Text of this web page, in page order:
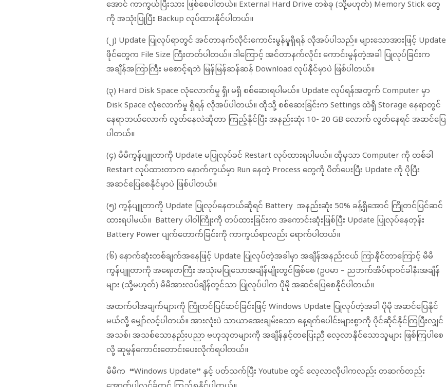
အောင် ကာကွယ်ပြီးသား ဖြစ်စေပါတယ်။ External Hard Drive တစ်ခု (သို့မဟုတ်) Memory Stick တွေ
ကို အသုံးပြုပြီး Backup လုပ်ထားနိုင်ပါတယ်။
(၂) Update ပြုလုပ်ရာတွင် အင်တာနက်လိုင်းကောင်းမွန်မှုရှိရန် လိုအပ်ပါသည်။ များသောအားဖြင့် Update
ဖိုင်တွေက File Size ကြီးတတ်ပါတယ်။ ဒါကြောင့် အင်တာနက်လိုင်း ကောင်းမွန်တဲ့အခါ ပြုလုပ်ခြင်းက
အချိန်အကြာကြီး မစောင့်ရဘဲ မြန်မြန်ဆန်ဆန် Download လုပ်နိုင်မှာပဲ ဖြစ်ပါတယ်။
(၃) Hard Disk Space လုံလောက်မှု ရှိ၊ မရှိ စစ်ဆေးရပါမယ်။ Update လုပ်ရန်အတွက် Computer မှာ
Disk Space လုံလောက်မှု ရှိရန် လိုအပ်ပါတယ်။ ထိုသို့ စစ်ဆေးခြင်းက Settings ထဲရှိ Storage နေရာတွင်
နေရာဘယ်လောက် လွတ်နေလဲဆိုတာ ကြည့်နိုင်ပြီး အနည်းဆုံး 10- 20 GB လောက် လွတ်နေရင် အဆင်ပြေ
ပါတယ်။
(၄) မိမိကွန်ပျူတာကို Update မပြုလုပ်ခင် Restart လုပ်ထားရပါမယ်။ ထိုမှသာ Computer ကို တစ်ခါ
Restart လုပ်ထားတာက နောက်ကွယ်မှာ Run နေတဲ့ Process တွေကို ပိတ်ပေးပြီး Update ကို ပိုပြီး
အဆင်ပြေစေနိုင်မှာပဲ ဖြစ်ပါတယ်။
(၅) ကွန်ပျူတာကို Update ပြုလုပ်နေတယ်ဆိုရင် Battery အနည်းဆုံး 50% ခန့်ရှိအောင် ကြိုတင်ပြင်ဆင်
ထားရပါမယ်။ Battery ပါဝါကြိုးကို တပ်ထားခြင်းက အကောင်းဆုံးဖြစ်ပြီး Update ပြုလုပ်နေတုန်း
Battery Power ပျက်တောက်ခြင်းကို ကာကွယ်ရာလည်း ရောက်ပါတယ်။
(၆) နောက်ဆုံးတစ်ချက်အနေဖြင့် Update ပြုလုပ်တဲ့အခါမှာ အချိန်အနည်းငယ် ကြာနိုင်တာကြောင့် မိမိ
ကွန်ပျူတာကို အရေးတကြီး အသုံးမပြုသောအချိန်မျိုးတွင်ဖြစ်စေ (ဥပမာ – ညဘက်အိပ်ရာဝင်ခါနီးအချိန်
များ (သို့မဟုတ်) မိမိအားလပ်ချိန်တွင်သာ ပြုလုပ်ပါက ပိုမို အဆင်ပြေစေနိုင်ပါတယ်။
အထက်ပါအချက်များကို ကြိုတင်ပြင်ဆင်ခြင်းဖြင့် Windows Update ပြုလုပ်တဲ့အခါ ပိုမို အဆင်ပြေနိုင်
မယ်လို့ မျှော်လင့်ပါတယ်။ အားလုံးပဲ သာယာအေးချမ်းသော နေ့ရက်ပေါင်းများစွာကို ပိုင်ဆိုင်နိုင်ကြပြီးလျှင်
အသစ်၊ အသစ်သောနည်းပညာ ဗဟုသုတများကို အချိန်နှင့်တပြေးညီ လေ့လာနိုင်သောသူများ ဖြစ်ကြပါစေ
လို့ ဆုမွန်ကောင်းတောင်းပေးလိုက်ရပါတယ်။
မိမိက “Windows Update” နှင့် ပတ်သက်ပြီး Youtube တွင် လေ့လာလိုပါကလည်း တဆက်တည်း